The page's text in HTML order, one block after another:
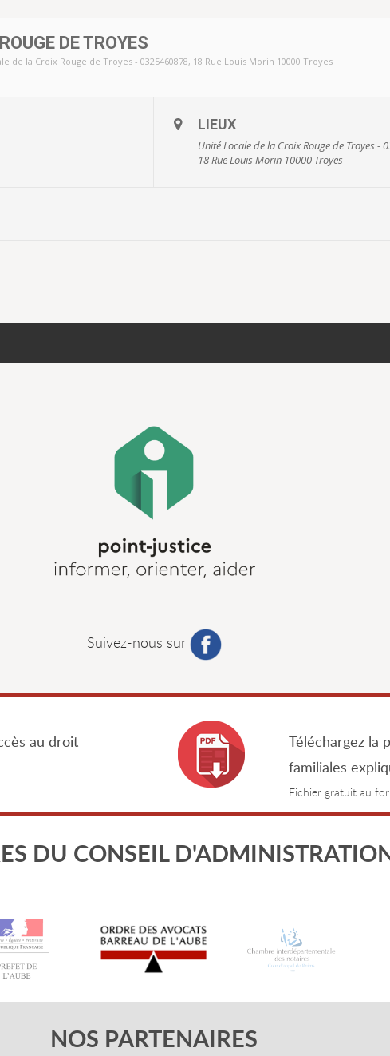
DE TROYES
de la Croix Rouge de Troyes - 0325460878, 18 Rue Louis Morin 10000 Troyes
LIEUX
Unité Locale de la Croix Rouge de Troyes -
18 Rue Louis Morin 10000 Troyes
Suivez-nous sur
au droit
Téléchargez la
familiales
Fichier gratuit au
DU CONSEIL
NOS PARTENAIRES